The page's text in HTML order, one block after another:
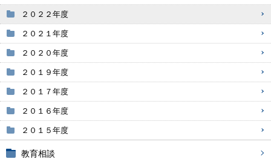
２０２２年度
２０２１年度
２０２０年度
２０１９年度
２０１７年度
２０１６年度
２０１５年度
教育相談